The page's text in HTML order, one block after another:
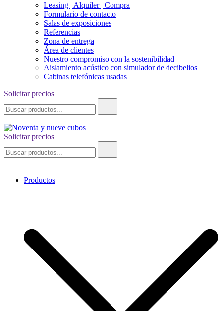
Leasing | Alquiler | Compra
Formulario de contacto
Salas de exposiciones
Referencias
Zona de entrega
Área de clientes
Nuestro compromiso con la sostenibilidad
Aislamiento acústico con simulador de decibelios
Cabinas telefónicas usadas
Solicitar precios
Solicitar precios
Productos